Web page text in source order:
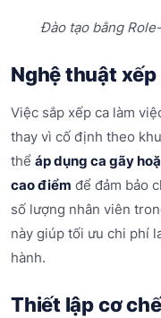
Đào tạo bằng
Nghệ thuật
Việc sắp xếp ca làm
thay vì cố định theo
thể áp dụng ca gãy
cao điểm để đảm bảo
số lượng nhân viên
này giúp tối ưu chi phí
hành.
Thiết lập cơ